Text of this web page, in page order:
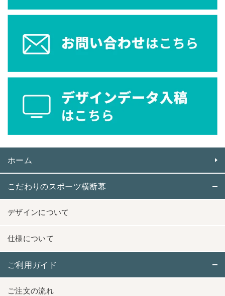
ホーム
こだわりのスポーツ横断幕
デザインについて
仕様について
ご利用ガイド
ご注文の流れ